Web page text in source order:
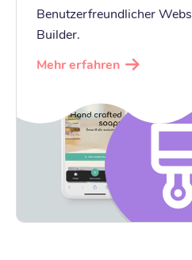
Benutzerfreundlicher
Builder.
Mehr erfahren